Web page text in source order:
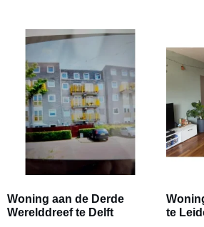
Woning aan de Derde
Werelddreef te Delft
te